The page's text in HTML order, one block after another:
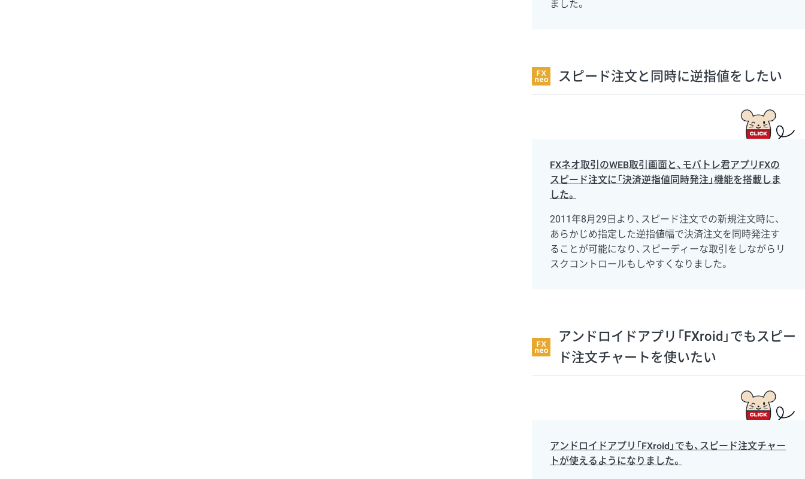
ました。
スピード注文と同時に逆指値をしたい
FXネオ取引のWEB取引画面と、モバトレ君アプリFXの
スピード注文に「決済逆指値同時発注」機能を搭載しま
した。
2011年8月29日より、スピード注文での新規注文時に、
あらかじめ指定した逆指値幅で決済注文を同時発注す
ることが可能になり、スピーディーな取引をしながらリ
スクコントロールもしやすくなりました。
アンドロイドアプリ「FXroid」でもスピー
ド注文チャートを使いたい
アンドロイドアプリ「FXroid」でも、スピード注文チャー
トが使えるようになりました。